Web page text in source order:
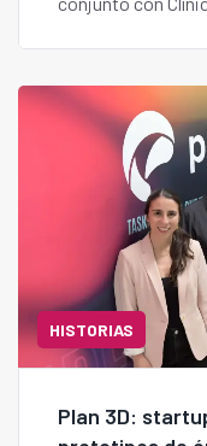
HISTORIAS
Plan 3D: